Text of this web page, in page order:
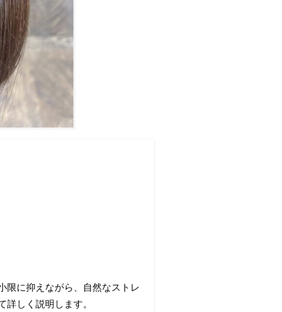
限に抑えながら、自然なストレ
しく説明します。